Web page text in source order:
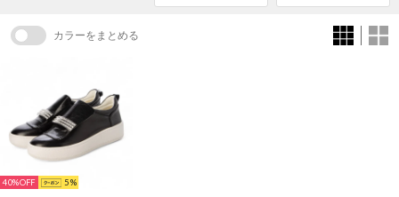
カラーをまとめる
40% 5